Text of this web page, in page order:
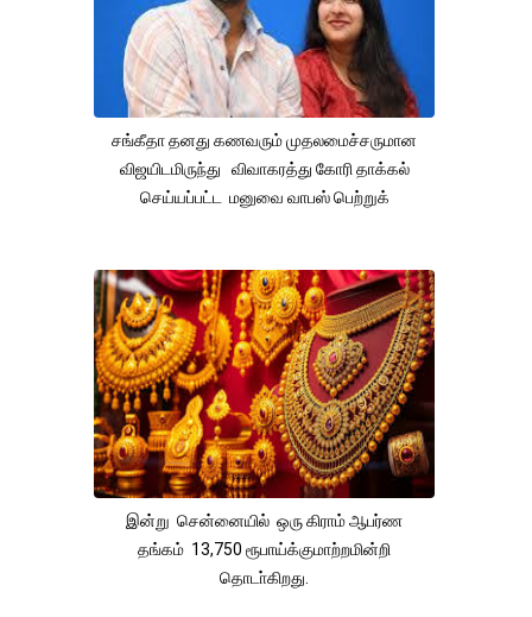
சங்கீதா தனது கணவரும் முதலமைச்சருமான
விஜயிடமிருந்து விவாகரத்து கோரி தாக்கல்
செய்யப்பட்ட மனுவை வாபஸ் பெற்றுக்
இன்று சென்னையில் ஒரு கிராம் ஆபர்ண
தங்கம் 13,750 ரூபாய்க்குமாற்றமின்றி
தொடா்கிறது.